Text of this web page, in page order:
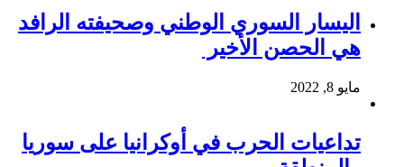
اليسار السوري الوطني وصحيفته الرافد
هي الحصن الأخير
مايو 8, 2022
تداعيات الحرب في أوكرانيا على سوريا